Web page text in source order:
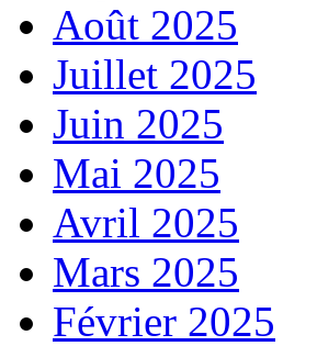
Août 2025
Juillet 2025
Juin 2025
Mai 2025
Avril 2025
Mars 2025
Février 2025